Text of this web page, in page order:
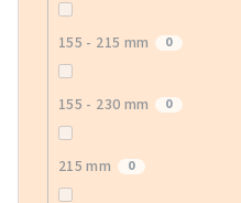
155 - 215 mm 0
155 - 230 mm 0
215 mm 0